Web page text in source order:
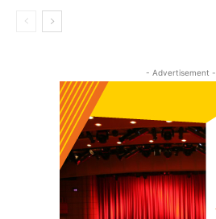
- Advertisement -